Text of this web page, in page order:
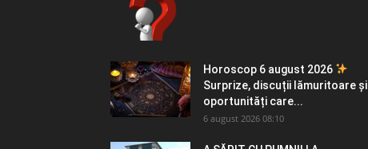
Horoscop 6 august 2026
Surprize, discuții lămuritoare și
oportunități care...
6 august 2026 08:10